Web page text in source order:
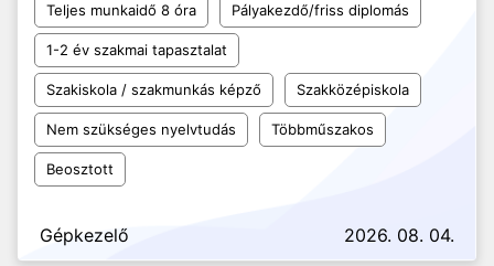
Teljes munkaidő 8 óra Pályakezdő/friss diplomás
1-2 év szakmai tapasztalat
Szakiskola / szakmunkás képző Szakközépiskola
Nem szükséges nyelvtudás Többműszakos
Beosztott
Gépkezelő 2026. 08. 04.